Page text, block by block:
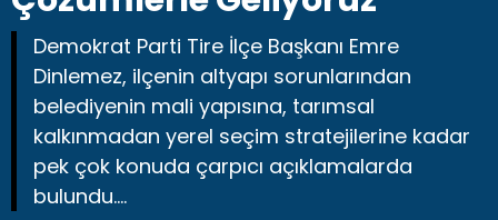
Demokrat Parti Tire İlçe Başkanı Emre
Dinlemez, ilçenin altyapı sorunlarından
belediyenin mali yapısına, tarımsal
kalkınmadan yerel seçim stratejilerine kadar
pek çok konuda çarpıcı açıklamalarda
bulundu….